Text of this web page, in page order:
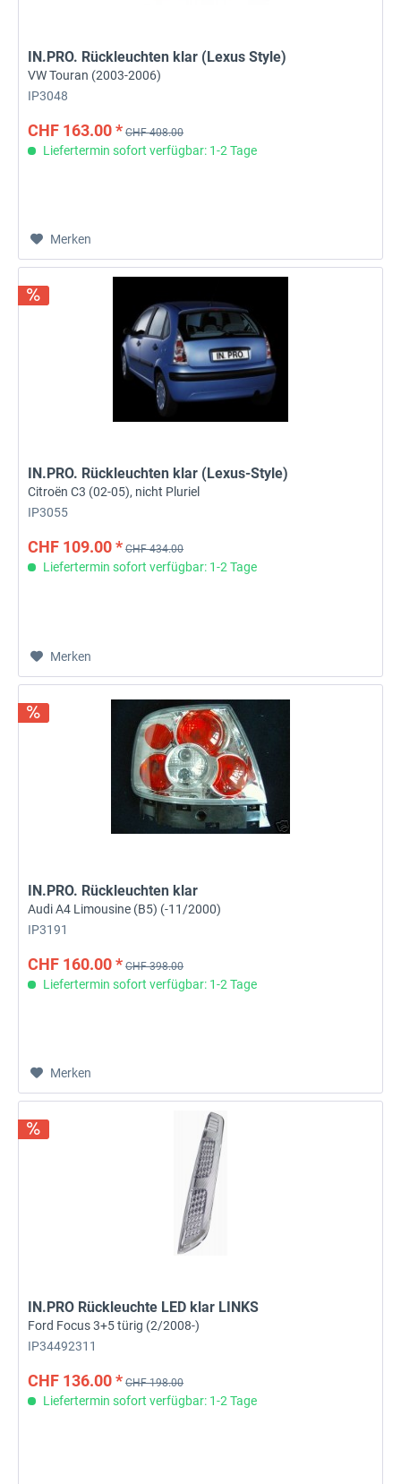
IN.PRO. Rückleuchten klar (Lexus Style)
VW Touran (2003-2006)
IP3048
CHF 163.00 * CHF 408.00
Liefertermin sofort verfügbar: 1-2 Tage
Merken
IN.PRO. Rückleuchten klar (Lexus-Style)
Citroën C3 (02-05), nicht Pluriel
IP3055
CHF 109.00 * CHF 434.00
Liefertermin sofort verfügbar: 1-2 Tage
Merken
IN.PRO. Rückleuchten klar
Audi A4 Limousine (B5) (-11/2000)
IP3191
CHF 160.00 * CHF 398.00
Liefertermin sofort verfügbar: 1-2 Tage
Merken
IN.PRO Rückleuchte LED klar LINKS
Ford Focus 3+5 türig (2/2008-)
IP34492311
CHF 136.00 * CHF 198.00
Liefertermin sofort verfügbar: 1-2 Tage